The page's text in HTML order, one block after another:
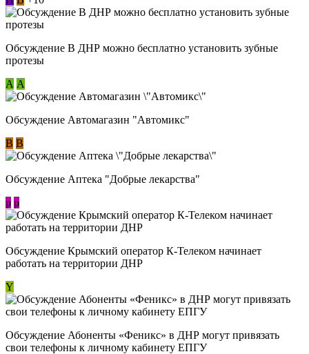
Обсуждение В ДНР можно бесплатно установить зубные
протезы
А А
Обсуждение Автомагазин "Автомикс"
В В
Обсуждение Аптека "Добрые лекарства"
p p
Обсуждение Крымский оператор К-Телеком начинает
работать на территории ДНР
Y
Обсуждение ​Абоненты «Феникс» в ДНР могут привязать
свои телефоны к личному кабинету ЕПГУ